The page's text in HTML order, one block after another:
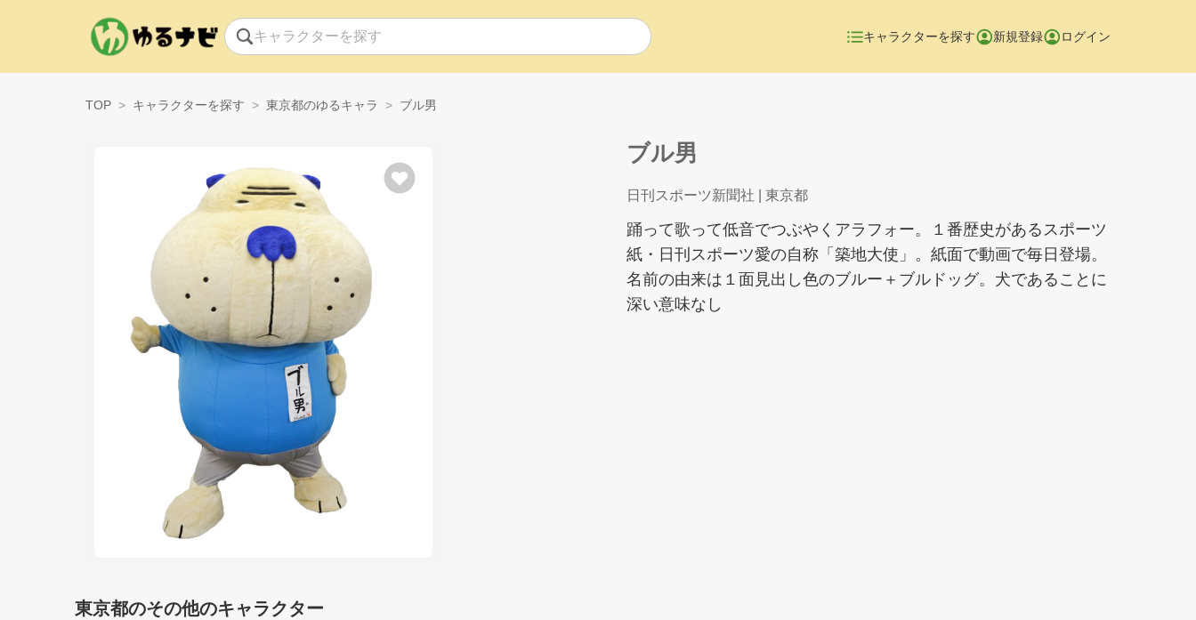
キャラクターを探す 新規登録 ログイン
TOP キャラクターを探す 東京都のゆるキャラ ブル男
ブル男
日刊スポーツ新聞社 | 東京都
踊って歌って低音でつぶやくアラフォー。１番歴史があるスポーツ
紙・日刊スポーツ愛の自称「築地大使」。紙面で動画で毎日登場。
名前の由来は１面見出し色のブルー＋ブルドッグ。犬であることに
深い意味なし
東京都のその他のキャラクター